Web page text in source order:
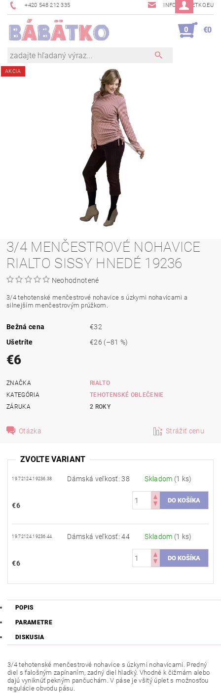
+420 548 212 335 INFO@BABETKO.EU
0 €0
AKCIA
3/4 MENČESTROVÉ NOHAVICE
RIALTO SISSY HNEDÉ 19236
Neohodnotené
3/4 tehotenské menčestrové nohavice s úzkymi nohavicami a
silnejším menčestrovým prúžkom.
Bežná cena
€32
Ušetríte
€26 (–81 %)
€6
ZNAČKA
RIALTO
KATEGÓRIA
TEHOTENSKÉ OBLEČENIE
ZÁRUKA
2 ROKY
Otázka Strážiť cenu
ZVOĽTE VARIANT
19.72124.19236.38 Dámská veľkosť: 38 Skladom (1 ks)
€6
19.72124.19236.44 Dámská veľkosť: 44 Skladom (1 ks)
€6
POPIS
PARAMETRE
DISKUSIA
3/4 tehotenské menčestrové nohavice s úzkymi nohavicami. Predný
diel s falošným zapínaním, zadný diel hladký. Vhodné k čižmám alebo
dajú vyniknúť pekným pančuchám. V páse je všitý úplet s možnosťou
regulácie obvodu pásu.